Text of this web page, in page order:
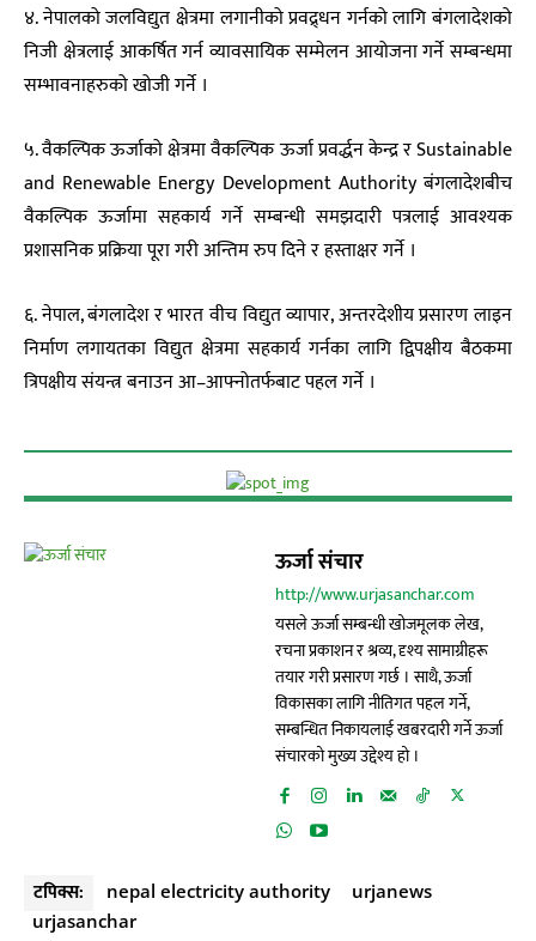
४. नेपालको जलविद्युत क्षेत्रमा लगानीको प्रवद्र्धन गर्नको लागि बंगलादेशको
निजी क्षेत्रलाई आकर्षित गर्न व्यावसायिक सम्मेलन आयोजना गर्ने सम्बन्धमा
सम्भावनाहरुको खोजी गर्ने ।
५. वैकल्पिक ऊर्जाको क्षेत्रमा वैकल्पिक ऊर्जा प्रवर्द्धन केन्द्र र Sustainable
and Renewable Energy Development Authority बंगलादेशबीच
वैकल्पिक ऊर्जामा सहकार्य गर्ने सम्बन्धी समझदारी पत्रलाई आवश्यक
प्रशासनिक प्रक्रिया पूरा गरी अन्तिम रुप दिने र हस्ताक्षर गर्ने ।
६. नेपाल, बंगलादेश र भारत वीच विद्युत व्यापार, अन्तरदेशीय प्रसारण लाइन
निर्माण लगायतका विद्युत क्षेत्रमा सहकार्य गर्नका लागि द्विपक्षीय बैठकमा
त्रिपक्षीय संयन्त्र बनाउन आ–आफ्नोतर्फबाट पहल गर्ने ।
ऊर्जा संचार
http://www.urjasanchar.com
यसले ऊर्जा सम्बन्धी खोजमूलक लेख,
रचना प्रकाशन र श्रव्य, दृश्य सामाग्रीहरू
तयार गरी प्रसारण गर्छ । साथै, ऊर्जा
विकासका लागि नीतिगत पहल गर्ने,
सम्बन्धित निकायलाई खबरदारी गर्ने ऊर्जा
संचारको मुख्य उद्देश्य हो ।
टपिक्स: nepal electricity authority
urjanews
urjasanchar